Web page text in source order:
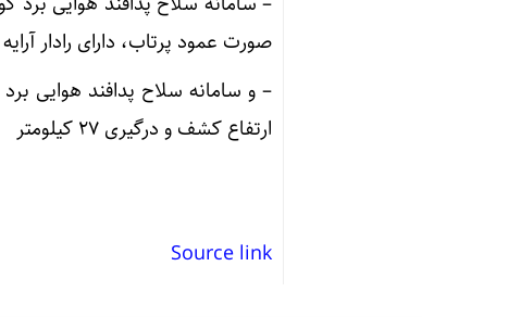
صورت عمود پرتاب، دارای رادار آرایه فاز
ارتفاع کشف و درگیری ۲۷ کیلومتر
Source link